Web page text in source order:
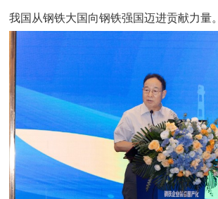
我国从钢铁大国向钢铁强国迈进贡献力量。